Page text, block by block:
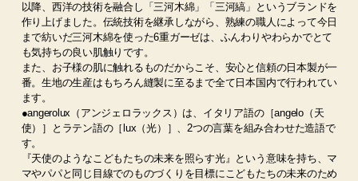
以降、西洋の技術を融合し「三河木綿」「三河縞」というブランドを
作り上げました。伝統技術を継承しながら、熟練の職人によって今日
まで紡いだ三河木綿を使った6重ガーゼは、ふんわりやわらかでとて
も気持ちの良い肌触りです。
また、お子様の肌に触れるものだからこそ、安心と信頼の日本製が一
番。生地の生産はもちろん縫製に至るまで全て日本国内で行われてい
ます。
●angerolux（アンジェロラックス）は、イタリア語の［angelo（天
使）］とラテン語の［lux（光）］、2つの言葉を組み合わせた造語で
す。
『天使のようなこどもたちの未来を照らす光』という意味を持ち、マ
マやパパと同じ目線でのものづくりを目標にこどもたちの未来のため